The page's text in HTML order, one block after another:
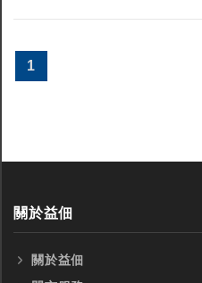
1
關於益佃
關於益佃